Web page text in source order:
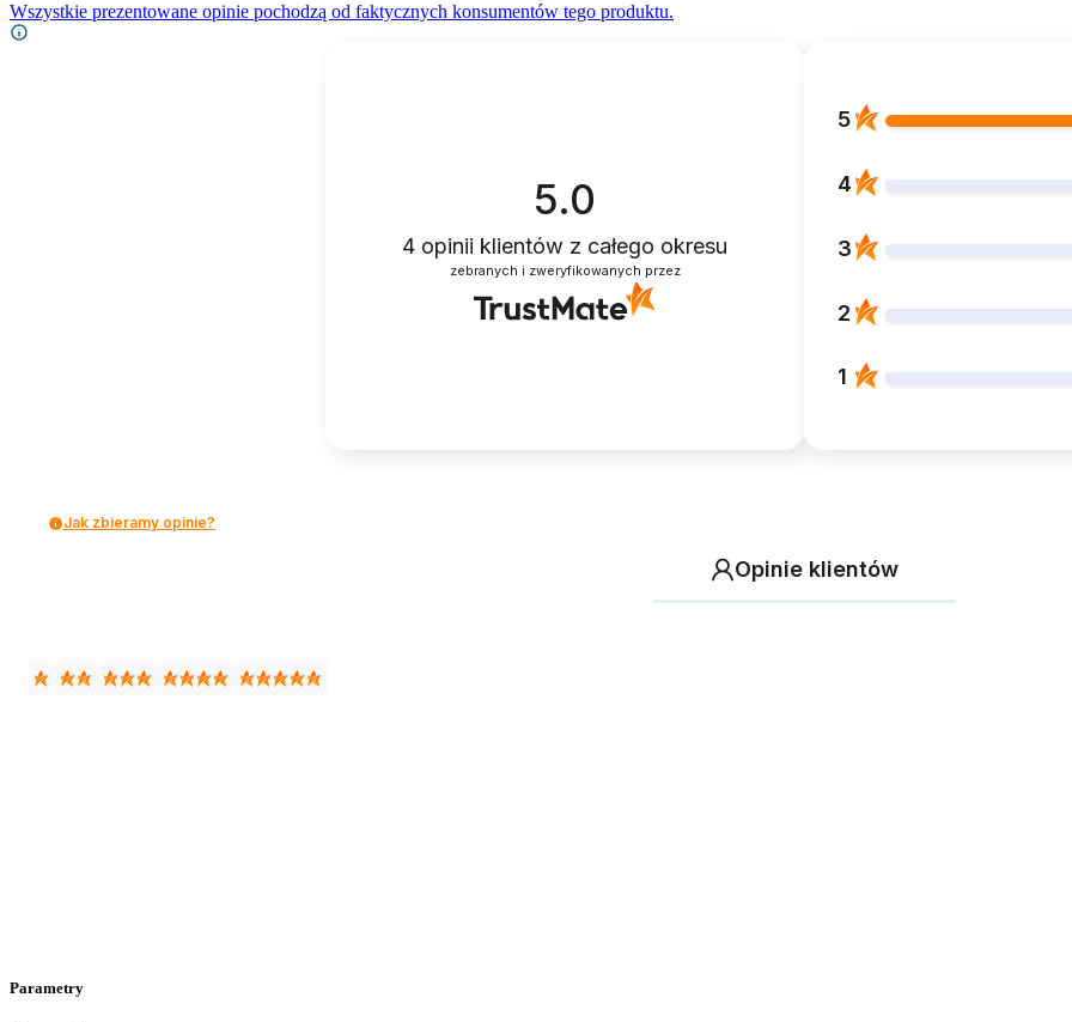
Wszystkie prezentowane opinie pochodzą od faktycznych konsumentów tego produktu.
5.0
4 opinii klientów z całego okresu
zebranych i zweryfikowanych przez
5
4
3
2
1
Jak zbieramy opinie?
Opinie klientów
Parametry